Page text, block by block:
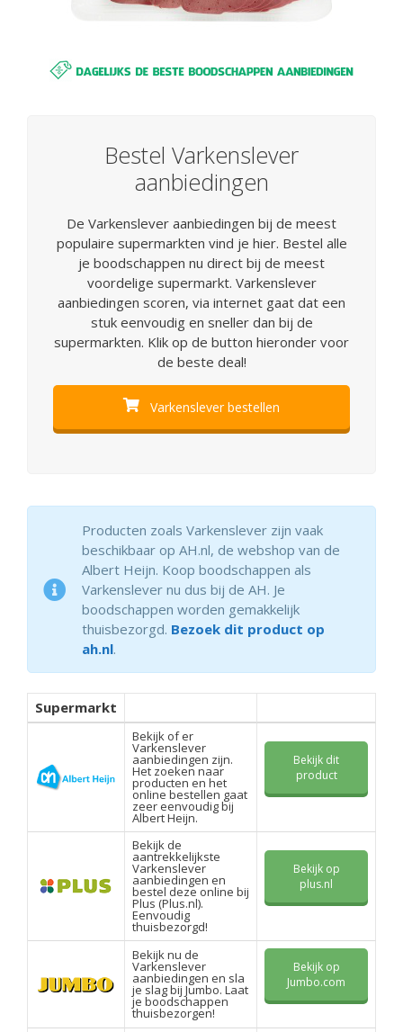
Bestel Varkenslever
aanbiedingen
De Varkenslever aanbiedingen bij de meest
populaire supermarkten vind je hier. Bestel alle
je boodschappen nu direct bij de meest
voordelige supermarkt. Varkenslever
aanbiedingen scoren, via internet gaat dat een
stuk eenvoudig en sneller dan bij de
supermarkten. Klik op de button hieronder voor
de beste deal!
Varkenslever bestellen
Producten zoals Varkenslever zijn vaak
beschikbaar op AH.nl, de webshop van de
Albert Heijn. Koop boodschappen als
Varkenslever nu dus bij de AH. Je
boodschappen worden gemakkelijk
thuisbezorgd. Bezoek dit product op
ah.nl.
Supermarkt
Bekijk of er
Varkenslever
aanbiedingen zijn.
Het zoeken naar
producten en het
online bestellen gaat
zeer eenvoudig bij
Albert Heijn.
Bekijk dit
product
Bekijk de
aantrekkelijkste
Varkenslever
aanbiedingen en
bestel deze online bij
Plus (Plus.nl).
Eenvoudig
thuisbezorgd!
Bekijk op
plus.nl
Bekijk nu de
Varkenslever
aanbiedingen en sla
je slag bij Jumbo. Laat
je boodschappen
thuisbezorgen!
Bekijk op
Jumbo.com